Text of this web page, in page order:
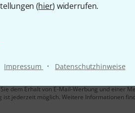
(hier) widerrufen.
Impressum · Datenschutzhinweise
dem Erhalt von E-Mail-Werbung und einer
ist jederzeit möglich. Weitere Informationen